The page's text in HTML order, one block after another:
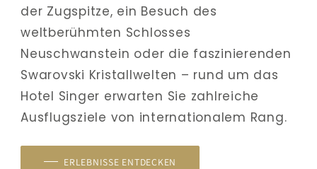
der Zugspitze, ein Besuch des
weltberühmten Schlosses
Neuschwanstein oder die faszinierenden
Swarovski Kristallwelten – rund um das
Hotel Singer erwarten Sie zahlreiche
Ausflugsziele von internationalem Rang.
ERLEBNISSE ENTDECKEN